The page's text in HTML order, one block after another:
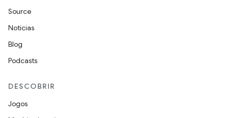
Source
Notícias
Blog
Podcasts
DESCOBRIR
Jogos